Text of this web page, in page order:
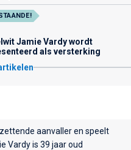
Jamie Vardy wordt
als versterking
aanvaller en speelt
Vardy is 39 jaar oud